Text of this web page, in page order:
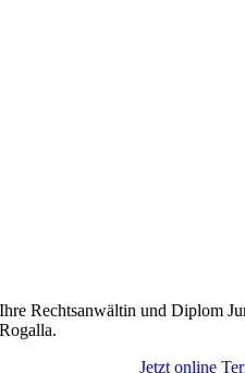
Ihre Rechtsanwältin und Diplom
Rogalla.
Jetzt online